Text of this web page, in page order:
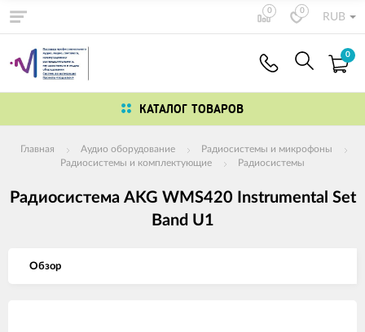
0 0
RUB
0
КАТАЛОГ ТОВАРОВ
Главная Аудио оборудование
Радиосистемы и микрофоны
Радиосистемы и комплектующие
Радиосистемы
Радиосистема AKG WMS420 Instrumental Set
Band U1
Обзор